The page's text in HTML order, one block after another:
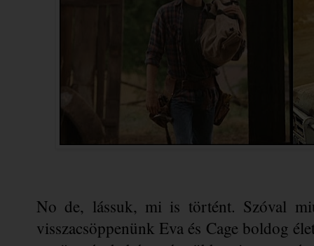
No de, lássuk, mi is történt. Szóval
visszacsöppenünk Eva és Cage boldog